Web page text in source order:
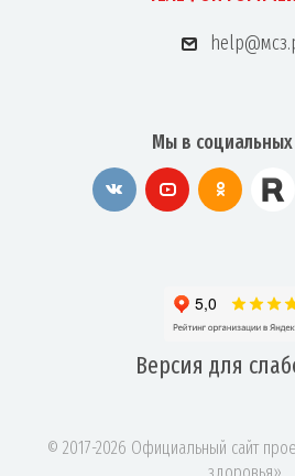
Мы в социальных
Версия для
© 2017-2026 Официальный сайт